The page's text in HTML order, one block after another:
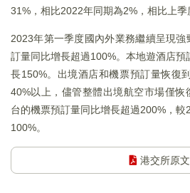
31%，相比2022年同期為2%，相比上季
2023年第一季度國內外業務繼續呈現
訂量同比增長超過100%。本地遊酒店
長150%。出境酒店和機票預訂量恢復
40%以上，儘管整體出境航空市場僅恢
台的機票預訂量同比增長超過200%，
100%。
港交所原文